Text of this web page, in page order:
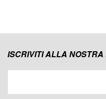
ISCRIVITI ALLA